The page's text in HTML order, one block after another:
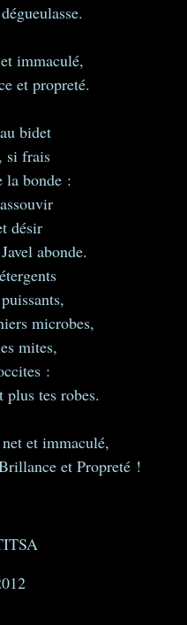
immaculé,
et propreté.
bidet
si frais
la bonde :
désir
abonde.
microbes,
mites,
:
tes robes.
et immaculé,
et Propreté !